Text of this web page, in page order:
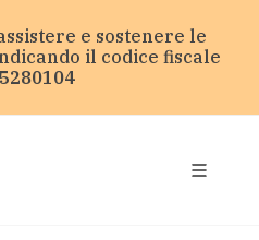
e sostenere le
il codice fiscale